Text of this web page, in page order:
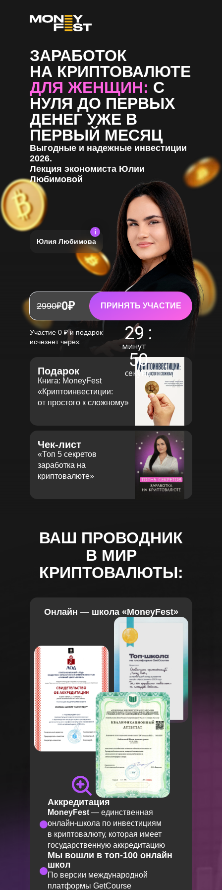
Подарок
Книга: MoneyFest
«Криптоинвестиции:
от простого к сложному»
Чек-лист
«‎Топ 5 секретов
заработка на
криптовалюте»‎
Участие 0 ₽ и подарок
исчезнет через:
29
минут
:
49
секунд
Юлия Любимова
2990₽0₽ ПРИНЯТЬ УЧАСТИЕ
ЗАРАБОТОК
НА КРИПТОВАЛЮТЕ
ДЛЯ ЖЕНЩИН: С
НУЛЯ ДО ПЕРВЫХ
ДЕНЕГ УЖЕ В
ПЕРВЫЙ МЕСЯЦ
Выгодные и надежные инвестиции
2026.
Лекция экономиста Юлии
Любимовой
Онлайн — школа «MoneyFest»
Аккредитация
MoneyFest — единственная
онлайн-школа по инвестициям
в криптовалюту, которая имеет
государственную аккредитацию
Мы вошли в топ-100 онлайн
школ
По версии международной
платформы GetCourse
ВАШ ПРОВОДНИК
В МИР
КРИПТОВАЛЮТЫ: